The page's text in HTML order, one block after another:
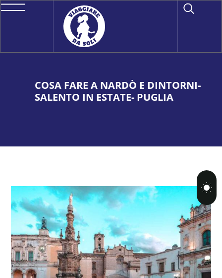
COSA FARE A NARDÒ E DINTORNI-
SALENTO IN ESTATE- PUGLIA